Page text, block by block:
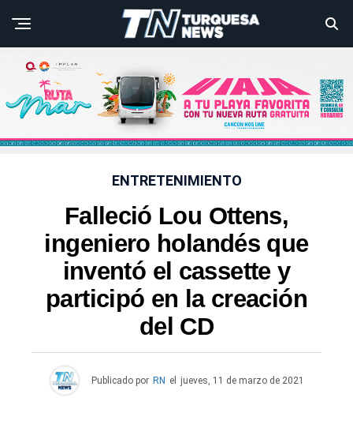
ENTRETENIMIENTO
Falleció Lou Ottens,
ingeniero holandés que
inventó el cassette y
participó en la creación
del CD
Publicado por RN el jueves, 11 de marzo de 2021